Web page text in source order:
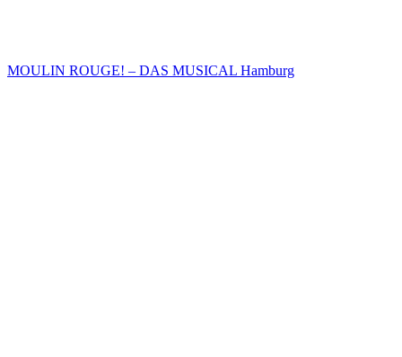
MOULIN ROUGE! – DAS MUSICAL Hamburg